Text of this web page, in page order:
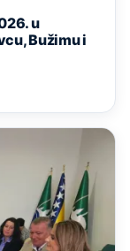
u
Bužimu i